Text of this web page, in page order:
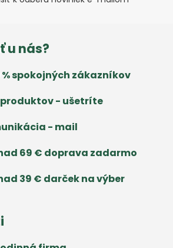
u nás?
% spokojných zákazníkov
- ušetríte
- mail
69 € doprava zadarmo
39 € darček na výber